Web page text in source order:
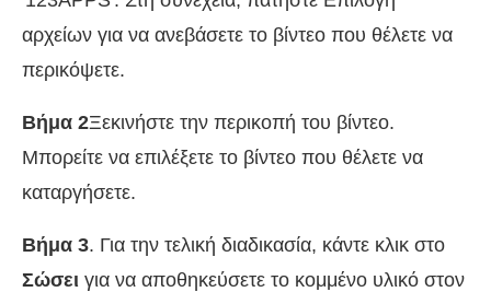
αρχείων για να ανεβάσετε το βίντεο που θέλετε να
περικόψετε.
Βήμα 2Ξεκινήστε την περικοπή του βίντεο.
Μπορείτε να επιλέξετε το βίντεο που θέλετε να
καταργήσετε.
Βήμα 3. Για την τελική διαδικασία, κάντε κλικ στο
Σώσει για να αποθηκεύσετε το κομμένο υλικό στον